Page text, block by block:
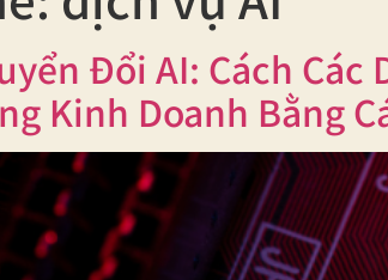
Đổi AI: Cách
Kinh Doanh Bằng